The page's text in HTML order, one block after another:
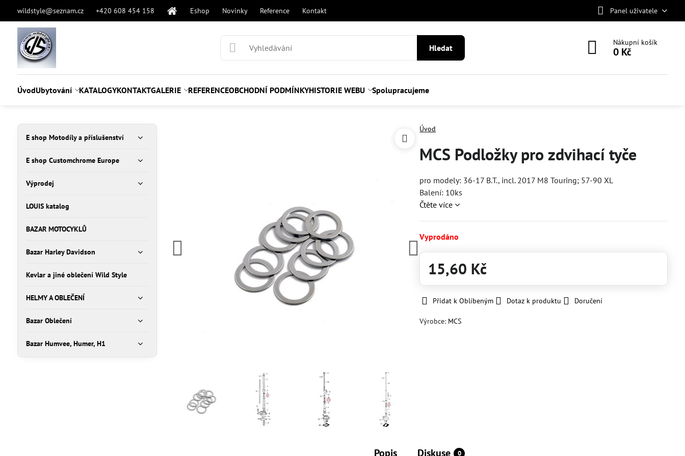
wildstyle@seznam.cz +420 608 454 158 Eshop Novinky Reference Kontakt Panel uživatele
Hledat
Nákupní košík
0 Kč
ÚvodUbytování KATALOGYKONTAKTGALERIE REFERENCEOBCHODNÍ PODMÍNKYHISTORIE WEBU Spolupracujeme
Úvod
MCS Podložky pro zdvihací tyče
pro modely: 36-17 B.T., incl. 2017 M8 Touring; 57-90 XL
Balení: 10ks
Čtěte více
Vyprodáno
15,60 Kč
Přidat k Oblíbeným Dotaz k produktu Doručení
Výrobce: MCS
Popis Diskuse 0
E shop Motodíly a příslušenství
E shop Customchrome Europe
Výprodej
LOUIS katalog
BAZAR MOTOCYKLŮ
Bazar Harley Davidson
Kevlar a jiné oblečení Wild Style
HELMY A OBLEČENÍ
Bazar Oblečení
Bazar Humvee, Humer, H1